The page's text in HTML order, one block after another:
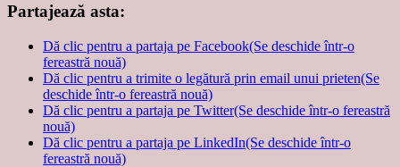
Partajează asta:
Dă clic pentru a partaja pe Facebook(Se deschide într-o
fereastră nouă)
Dă clic pentru a trimite o legătură prin email unui prieten(Se
deschide într-o fereastră nouă)
Dă clic pentru a partaja pe Twitter(Se deschide într-o fereastră
nouă)
Dă clic pentru a partaja pe LinkedIn(Se deschide într-o
fereastră nouă)